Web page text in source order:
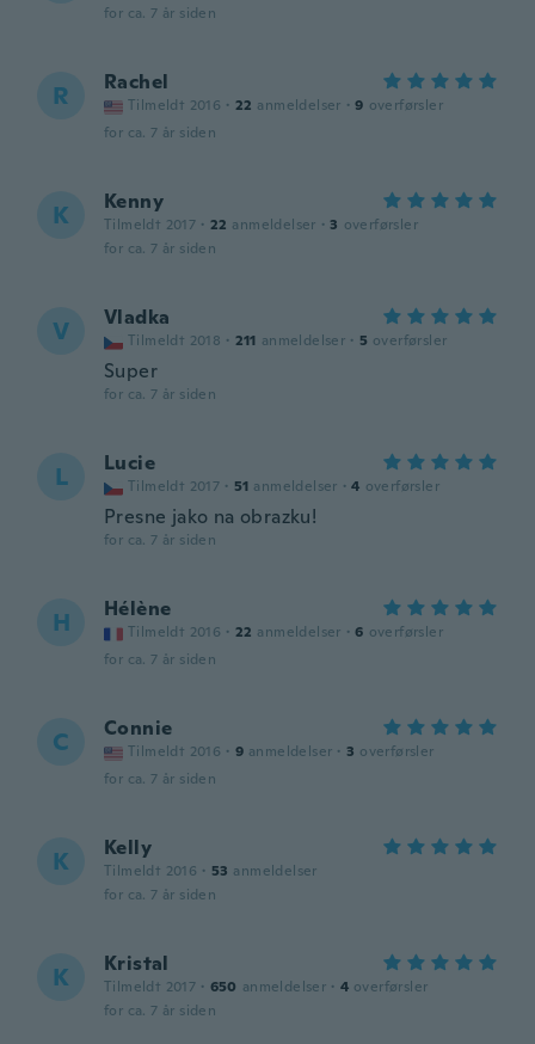
for ca. 7 år siden
R Rachel
Tilmeldt 2016 · 22 anmeldelser · 9 overførsler
for ca. 7 år siden
K Kenny
Tilmeldt 2017 · 22 anmeldelser · 3 overførsler
for ca. 7 år siden
V Vladka
Tilmeldt 2018 · 211 anmeldelser · 5 overførsler
Super
for ca. 7 år siden
L Lucie
Tilmeldt 2017 · 51 anmeldelser · 4 overførsler
Presne jako na obrazku!
for ca. 7 år siden
H Hélène
Tilmeldt 2016 · 22 anmeldelser · 6 overførsler
for ca. 7 år siden
C Connie
Tilmeldt 2016 · 9 anmeldelser · 3 overførsler
for ca. 7 år siden
K Kelly
Tilmeldt 2016 · 53 anmeldelser
for ca. 7 år siden
K Kristal
Tilmeldt 2017 · 650 anmeldelser · 4 overførsler
for ca. 7 år siden